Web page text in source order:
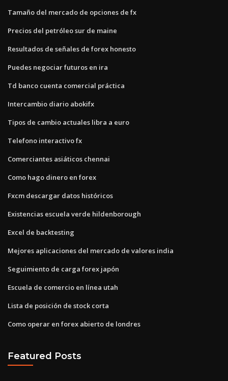
Tamaño del mercado de opciones de fx
Precios del petróleo sur de maine
Resultados de señales de forex honesto
Puedes negociar futuros en ira
Td banco cuenta comercial práctica
Intercambio diario abokifx
Tipos de cambio actuales libra a euro
Telefono interactivo fx
Comerciantes asiáticos chennai
Como hago dinero en forex
Fxcm descargar datos históricos
Existencias escuela verde hildenborough
Excel de backtesting
Mejores aplicaciones del mercado de valores india
Seguimiento de carga forex japón
Escuela de comercio en línea utah
Lista de posición de stock corta
Como operar en forex abierto de londres
Featured Posts